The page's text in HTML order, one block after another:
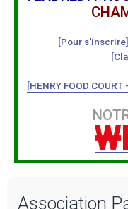
[Pour s'inscrire]
[HENRY FOOD
Association